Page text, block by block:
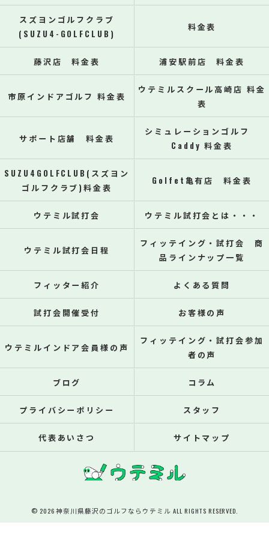
スズヨンゴルフクラブ
(SUZU4-GOLFCLUB)
料金表
藤沢店 料金表 浦安駅前店 料金表
市原インドアゴルフ 料金表
ウテミルスクール高崎店 料金
表
サポート店舗 料金表
シミュレーションゴルフ
Caddy 料金表
SUZU4GOLFCLUB(スズヨン
ゴルフクラブ)料金表
Golfet亀有店 料金表
ウテミル試打会 ウテミル試打会とは・・・
ウテミル試打会日程
フィッテイング・試打会 商
品ラインナップ一覧
フィッター紹介 よくある質問
試打会開催受付 お客様の声
ウテミルインドア会員様の声
フィッテイング・試打会参加
者の声
ブログ コラム
プライバシーポリシー スタッフ
代表あいさつ サイトマップ
© 2026 神奈川県藤沢のゴルフならウテミル ALL RIGHTS RESERVED.